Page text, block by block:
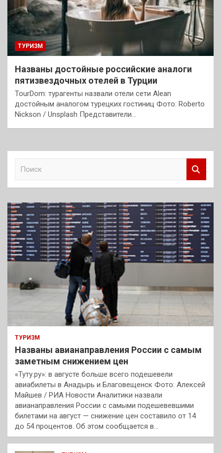
ТУРИЗМ
Названы достойные российские аналоги
пятизвездочных отелей в Турции
TourDom: турагенты назвали отели сети Alean
достойным аналогом турецких гостиниц Фото: Roberto
Nickson / Unsplash Представители…
к
ТУРИЗМ
Названы авианаправления России с самым
заметным снижением цен
«Туту.ру»: в августе больше всего подешевели
авиабилеты в Анадырь и Благовещенск Фото: Алексей
Майшев / РИА Новости Аналитики назвали
авианаправления России с самыми подешевевшими
билетами на август — снижение цен составило от 14
до 54 процентов. Об этом сообщается в…